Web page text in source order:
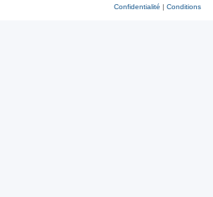
Confidentialité
Conditions